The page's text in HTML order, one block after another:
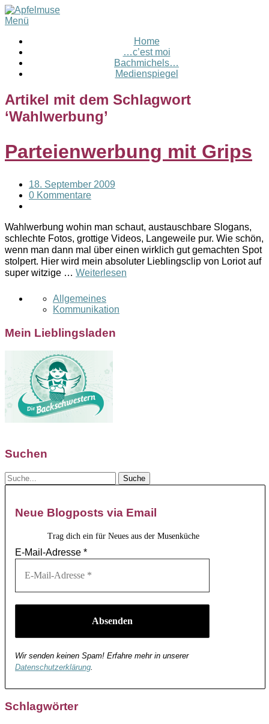
Menü
Home
…c’est moi
Bachmichels…
Medienspiegel
Artikel mit dem Schlagwort
‘Wahlwerbung’
Parteienwerbung mit Grips
18. September 2009
0 Kommentare
Wahlwerbung wohin man schaut, austauschbare Slogans,
schlechte Fotos, grottige Videos, Langeweile pur. Wie schön,
wenn man dann mal über einen wirklich gut gemachten Spot
stolpert. Hier wird mein absoluter Lieblingsclip von Loriot auf
super witzige … Weiterlesen
Allgemeines
Kommunikation
Mein Lieblingsladen
Suchen
Neue Blogposts via Email
Trag dich ein für Neues aus der Musenküche
E-Mail-Adresse *
Wir senden keinen Spam! Erfahre mehr in unserer
Datenschutzerklärung
Schlagwörter